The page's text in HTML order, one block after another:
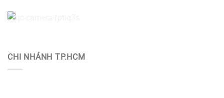
CHI NHÁNH TP.HCM